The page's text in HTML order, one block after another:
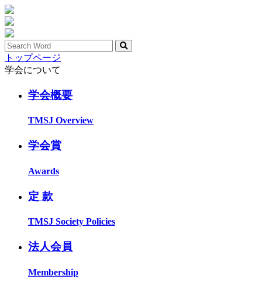
トップページ
学会について
学会概要
TMSJ Overview
学会賞
Awards
定 款
TMSJ Society Policies
法人会員
Membership